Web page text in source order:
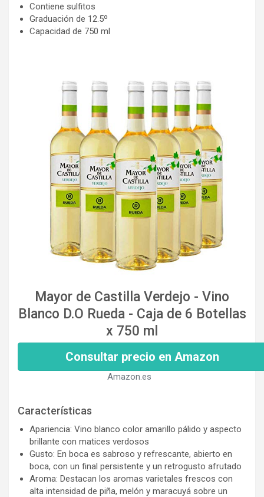
Contiene sulfitos
Graduación de 12.5º
Capacidad de 750 ml
Mayor de Castilla Verdejo - Vino
Blanco D.O Rueda - Caja de 6 Botellas
x 750 ml
Consultar precio en Amazon
Amazon.es
Características
Apariencia: Vino blanco color amarillo pálido y aspecto
brillante con matices verdosos
Gusto: En boca es sabroso y refrescante, abierto en
boca, con un final persistente y un retrogusto afrutado
Aroma: Destacan los aromas varietales frescos con
alta intensidad de piña, melón y maracuyá sobre un